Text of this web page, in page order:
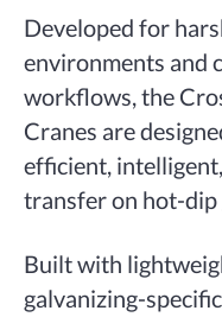
Developed for
environments and
workflows, the
Cranes are
efficient,
transfer on hot-dip
Built with
galvanizing-